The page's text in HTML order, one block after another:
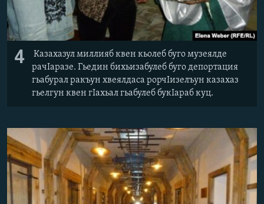
4
Казахазул миллияб квен кьолеб буго музеялде
рачIаразе. Гьедин бихьизабулеб буго депортация
гьабурал ракъун хвеялдаса рорчIизелъун казахаз
гьелгун квен гIахьал гьабулеб букIараб куц.